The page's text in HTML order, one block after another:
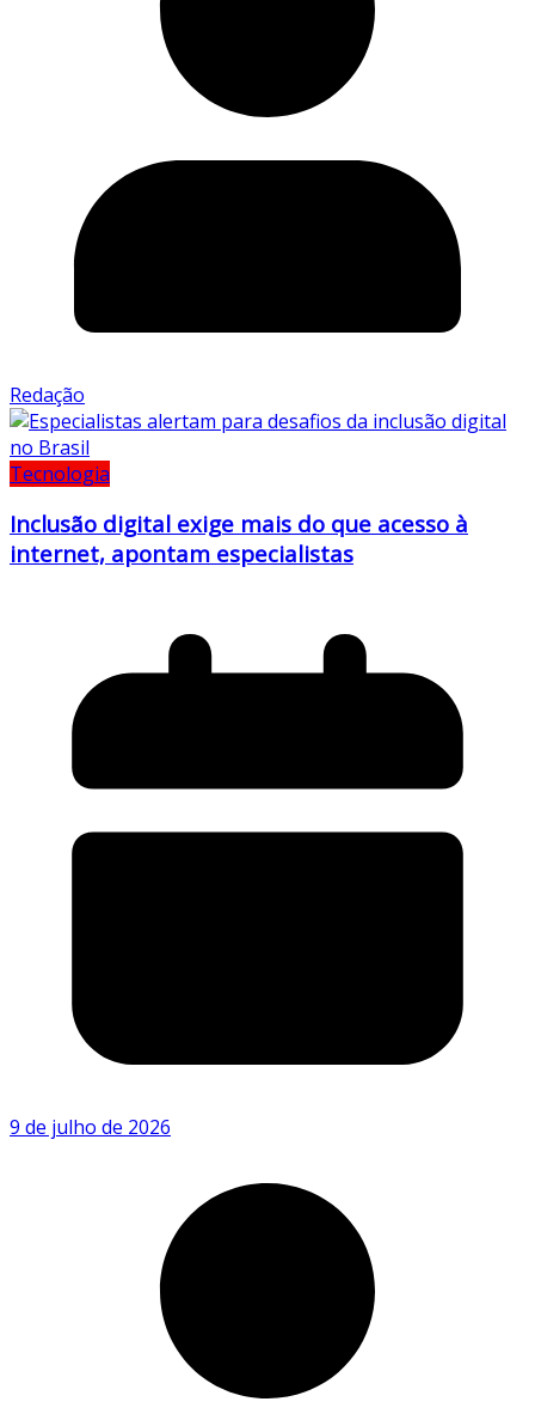
Redação
Tecnologia
Inclusão digital exige mais do que acesso à
internet, apontam especialistas
9 de julho de 2026